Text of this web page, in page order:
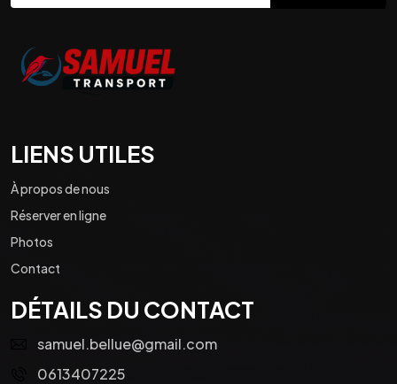
LIENS UTILES
À propos de nous
Réserver en ligne
Photos
Contact
DÉTAILS DU CONTACT
samuel.bellue@gmail.com
0613407225